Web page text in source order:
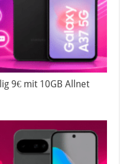
9€ mit 10GB Allnet